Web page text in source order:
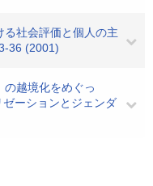
社会評価と個人の主
36 (2001)
越境化をめぐっ
ーションとジェンダ